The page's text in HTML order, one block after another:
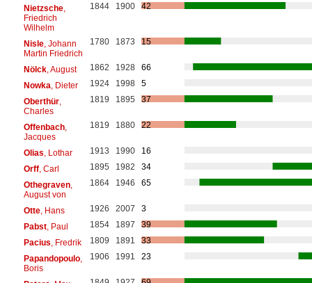
Nietzsche,
Friedrich
Wilhelm
1844 1900 42
Nisle, Johann
Martin Friedrich
1780 1873 15
Nölck, August 1862 1928
66
Nowka , Dieter 1924 1998
5
Oberthür,
Charles
1819 1895 37
Offenbach,
Jacques
1819 1880 22
Olias , Lothar 1913 1990
16
Orff, Carl 1895 1982
34
Othegraven,
August von
1864 1946 65
Otte, Hans 1926 2007
3
Pabst, Paul 1854 1897
39
Pacius , Fredrik 1809 1891
33
Papandopoulo,
Boris
1906 1991 23